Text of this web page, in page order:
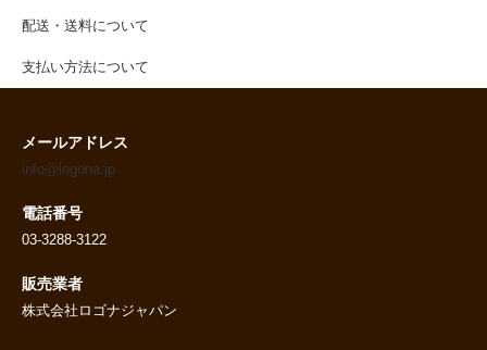
配送・送料について
支払い方法について
メールアドレス
info@logona.jp
電話番号
03-3288-3122
販売業者
株式会社ロゴナジャパン